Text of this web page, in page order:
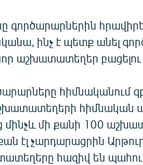
գործարարներին
ինչ է պետք անել
աշխատատեղեր
հիմնականում
հիմնական
մինչև մի քանի 100
էլ չարդարացրին
հազիվ են